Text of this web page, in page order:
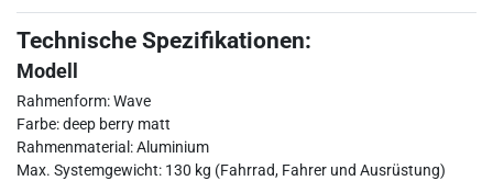
Technische Spezifikationen:
Modell
Rahmenform: Wave
Farbe: deep berry matt
Rahmenmaterial: Aluminium
Max. Systemgewicht: 130 kg (Fahrrad, Fahrer und Ausrüstung)